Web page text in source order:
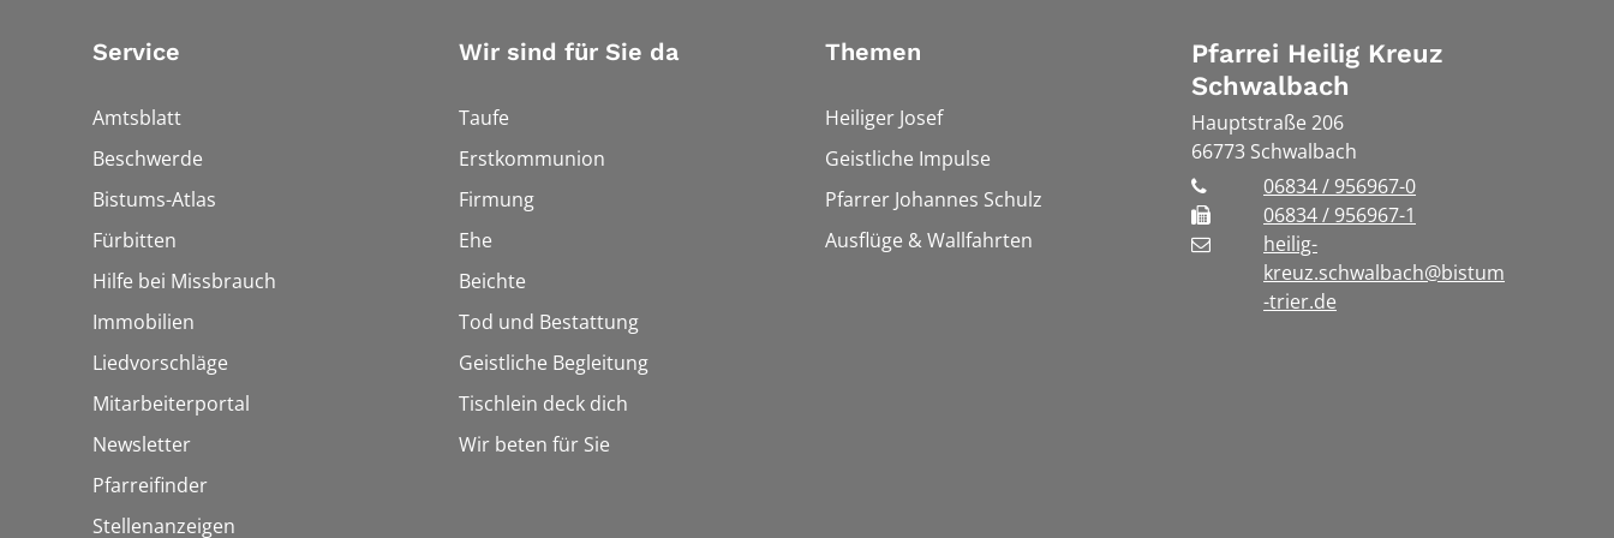
Service
Amtsblatt
Beschwerde
Bistums-Atlas
Fürbitten
Hilfe bei Missbrauch
Immobilien
Liedvorschläge
Mitarbeiterportal
Newsletter
Pfarreifinder
Stellenanzeigen
Wir sind für Sie da
Taufe
Erstkommunion
Firmung
Ehe
Beichte
Tod und Bestattung
Geistliche Begleitung
Tischlein deck dich
Wir beten für Sie
Themen
Heiliger Josef
Geistliche Impulse
Pfarrer Johannes Schulz
Ausflüge & Wallfahrten
Pfarrei Heilig Kreuz
Schwalbach
Hauptstraße 206
66773 Schwalbach
06834 / 956967-0
06834 / 956967-1
heilig-
kreuz.schwalbach@bistum
-trier.de